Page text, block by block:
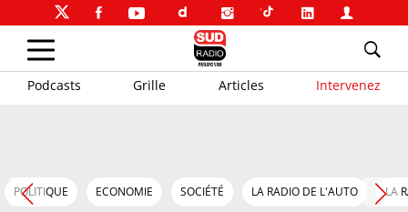
Podcasts Grille Articles Intervenez
POLITIQUE ECONOMIE SOCIÉTÉ LA RADIO DE L'AUTO LA